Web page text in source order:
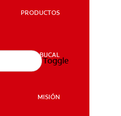
SALUD BUCAL
PRODUCTOS
SALUD BUCAL
MISIÓN
Toggle